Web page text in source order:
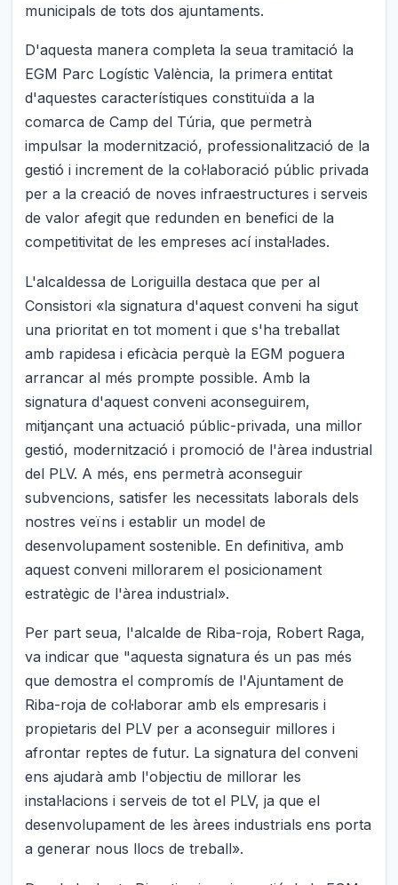
municipals de tots dos ajuntaments.
D'aquesta manera completa la seua tramitació la
EGM Parc Logístic València, la primera entitat
d'aquestes característiques constituïda a la
comarca de Camp del Túria, que permetrà
impulsar la modernització, professionalització de la
gestió i increment de la col·laboració públic privada
per a la creació de noves infraestructures i serveis
de valor afegit que redunden en benefici de la
competitivitat de les empreses ací instal·lades.
L'alcaldessa de Loriguilla destaca que per al
Consistori «la signatura d'aquest conveni ha sigut
una prioritat en tot moment i que s'ha treballat
amb rapidesa i eficàcia perquè la EGM poguera
arrancar al més prompte possible. Amb la
signatura d'aquest conveni aconseguirem,
mitjançant una actuació públic-privada, una millor
gestió, modernització i promoció de l'àrea industrial
del PLV. A més, ens permetrà aconseguir
subvencions, satisfer les necessitats laborals dels
nostres veïns i establir un model de
desenvolupament sostenible. En definitiva, amb
aquest conveni millorarem el posicionament
estratègic de l'àrea industrial».
Per part seua, l'alcalde de Riba-roja, Robert Raga,
va indicar que "aquesta signatura és un pas més
que demostra el compromís de l'Ajuntament de
Riba-roja de col·laborar amb els empresaris i
propietaris del PLV per a aconseguir millores i
afrontar reptes de futur. La signatura del conveni
ens ajudarà amb l'objectiu de millorar les
instal·lacions i serveis de tot el PLV, ja que el
desenvolupament de les àrees industrials ens porta
a generar nous llocs de treball».